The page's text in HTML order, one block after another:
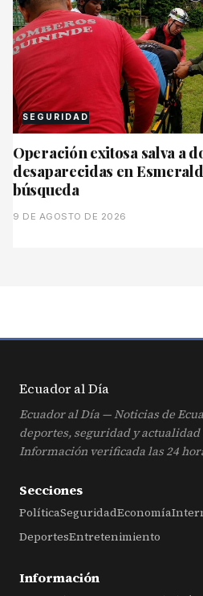
SEGURIDAD
Operación exitosa salva a
desaparecidas en
búsqueda
9 DE AGOSTO DE 2026
Ecuador alDía
Ecuador al Día — Noticias de
deportes, seguridad y
Información verificada las 24
Secciones
PolíticaSeguridadEconomía
DeportesEntretenimiento
Información